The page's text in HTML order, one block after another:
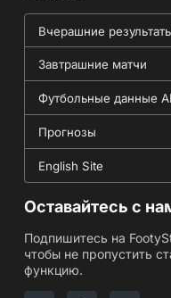
Вчерашние
Завтрашние матчи
Футбольные данные
Прогнозы
English Site
Оставайтесь с
Подпишитесь на
чтобы не пропустить
функцию.